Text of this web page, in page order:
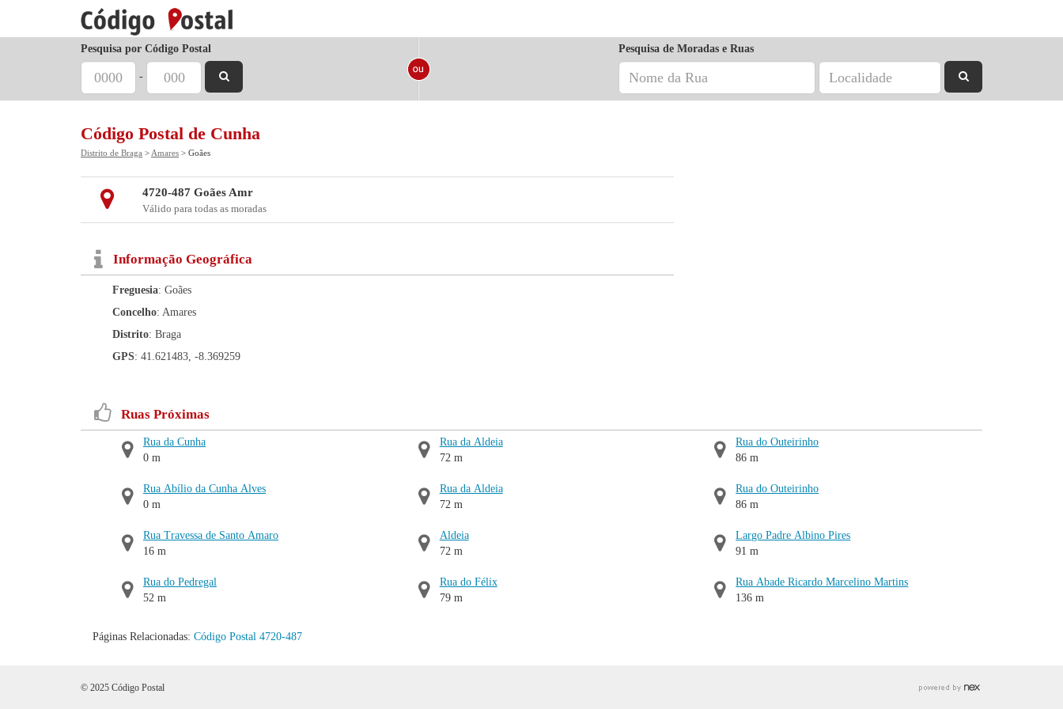
Pesquisa por Código Postal
-
Pesquisa de Moradas e Ruas
Código Postal de Cunha
Distrito de Braga > Amares > Goães
4720-487 Goães Amr
Válido para todas as moradas
Informação Geográfica
Freguesia: Goães
Concelho: Amares
Distrito: Braga
GPS: 41.621483, -8.369259
Ruas Próximas
Rua da Cunha
0 m
Rua Abílio da Cunha Alves
0 m
Rua Travessa de Santo Amaro
16 m
Rua do Pedregal
52 m
Rua da Aldeia
72 m
Rua da Aldeia
72 m
Aldeia
72 m
Rua do Félix
79 m
Rua do Outeirinho
86 m
Rua do Outeirinho
86 m
Largo Padre Albino Pires
91 m
Rua Abade Ricardo Marcelino Martins
136 m
Páginas Relacionadas: Código Postal 4720-487
© 2025 Código Postal